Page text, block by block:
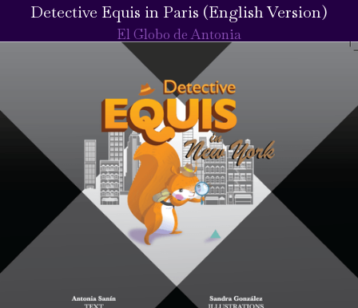
Detective Equis in Paris (English Version)
El Globo de Antonia